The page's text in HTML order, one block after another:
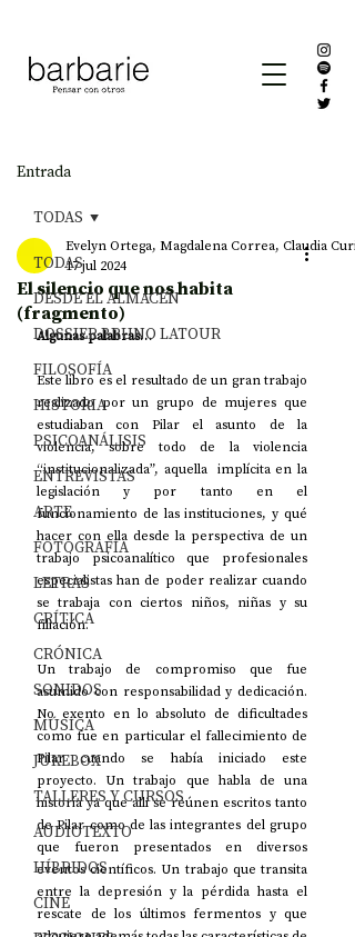
Entrada
TODAS
DESDE EL ALMACÉN
DOSSIER BRUNO LATOUR
FILOSOFÍA
HISTORIA
PSICOANÁLISIS
ENTREVISTAS
ARTE
FOTOGRAFÍA
LETRAS
CRÍTICA
CRÓNICA
SONIDOS
MÚSICA
JUKEBOX
TALLERES Y CURSOS
AUDIOTEXTO
HÍBRIDOS
CINE
TODAS
El silencio que nos habita
(fragmento)
Evelyn Ortega, Magdalena Correa, Claudia
17 jul 2024
Algunas palabras…
Este libro es el resultado de un gran trabajo
realizado por un grupo de mujeres que
estudiaban con Pilar el asunto de la
violencia, sobre todo de la violencia
“institucionalizada”, aquella  implícita en la
legislación y por tanto en el
funcionamiento de las instituciones, y qué
hacer con ella desde la perspectiva de un
trabajo psicoanalítico que profesionales
especialistas han de poder realizar cuando
se trabaja con ciertos niños, niñas y su
filiación.
Un trabajo de compromiso que fue
asumido con responsabilidad y dedicación.
No exento en lo absoluto de dificultades
como fue en particular el fallecimiento de
Pilar cuando se había iniciado este
proyecto. Un trabajo que habla de una
historia ya que allí se reúnen escritos tanto
de Pilar como de las integrantes del grupo
que fueron presentados en diversos
eventos científicos. Un trabajo que transita
entre la depresión y la pérdida hasta el
rescate de los últimos fermentos y que